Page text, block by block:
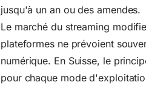
jusqu'à un an ou des amendes.
Le marché du streaming
plateformes ne prévoient
numérique. En Suisse, le
pour chaque mode